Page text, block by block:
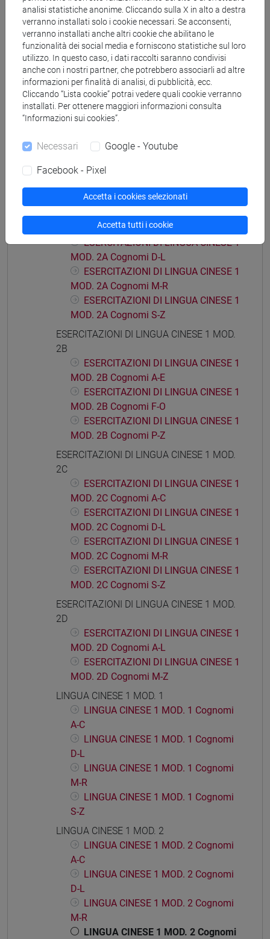
MOD. 1C Cognomi D-L
ESERCITAZIONI DI LINGUA CINESE 1
MOD. 1C Cognomi M-R
ESERCITAZIONI DI LINGUA CINESE 1
MOD. 1C Cognomi S-Z
ESERCITAZIONI DI LINGUA CINESE 1 MOD.
1D
ESERCITAZIONI DI LINGUA CINESE 1
ESERCITAZIONI DI LINGUA CINESE 1
MOD. 1D Cognomi M-Z
ESERCITAZIONI DI LINGUA CINESE 1 MOD.
ESERCITAZIONI DI LINGUA CINESE 1
MOD. 2A Cognomi A-C
ESERCITAZIONI DI LINGUA CINESE 1
MOD. 2A Cognomi D-L
ESERCITAZIONI DI LINGUA CINESE 1
MOD. 2A Cognomi M-R
ESERCITAZIONI DI LINGUA CINESE 1
MOD. 2A Cognomi S-Z
ESERCITAZIONI DI LINGUA CINESE 1 MOD.
2B
ESERCITAZIONI DI LINGUA CINESE 1
MOD. 2B Cognomi A-E
ESERCITAZIONI DI LINGUA CINESE 1
MOD. 2B Cognomi F-O
ESERCITAZIONI DI LINGUA CINESE 1
MOD. 2B Cognomi P-Z
ESERCITAZIONI DI LINGUA CINESE 1 MOD.
2C
ESERCITAZIONI DI LINGUA CINESE 1
MOD. 2C Cognomi A-C
ESERCITAZIONI DI LINGUA CINESE 1
MOD. 2C Cognomi D-L
ESERCITAZIONI DI LINGUA CINESE 1
MOD. 2C Cognomi M-R
ESERCITAZIONI DI LINGUA CINESE 1
MOD. 2C Cognomi S-Z
ESERCITAZIONI DI LINGUA CINESE 1 MOD.
2D
ESERCITAZIONI DI LINGUA CINESE 1
MOD. 2D Cognomi A-L
ESERCITAZIONI DI LINGUA CINESE 1
MOD. 2D Cognomi M-Z
LINGUA CINESE 1 MOD. 1
LINGUA CINESE 1 MOD. 1 Cognomi
A-C
LINGUA CINESE 1 MOD. 1 Cognomi
D-L
LINGUA CINESE 1 MOD. 1 Cognomi
M-R
LINGUA CINESE 1 MOD. 1 Cognomi
S-Z
LINGUA CINESE 1 MOD. 2
LINGUA CINESE 1 MOD. 2 Cognomi
A-C
LINGUA CINESE 1 MOD. 2 Cognomi
D-L
LINGUA CINESE 1 MOD. 2 Cognomi
M-R
LINGUA CINESE 1 MOD. 2 Cognomi
analisi statistiche anonime. Cliccando sulla X in alto a destra
verranno installati solo i cookie necessari. Se acconsenti,
verranno installati anche altri cookie che abilitano le
funzionalità dei social media e forniscono statistiche sul loro
utilizzo. In questo caso, i dati raccolti saranno condivisi
anche con i nostri partner, che potrebbero associarli ad altre
informazioni per finalità di analisi, di pubblicità, ecc.
Cliccando “Lista cookie” potrai vedere quali cookie verranno
installati. Per ottenere maggiori informazioni consulta
“Informazioni sui cookies”.
Necessari Google - Youtube
Facebook - Pixel
Accetta i cookies selezionati
Accetta tutti i cookie